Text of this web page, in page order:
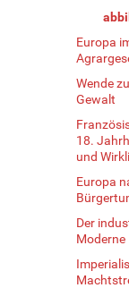
Europa
Wende
Gewalt
18.
und
Europa
Der
Moderne